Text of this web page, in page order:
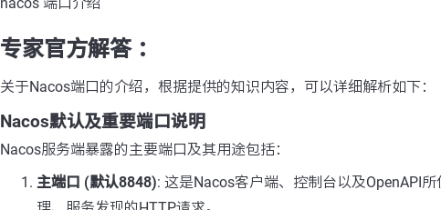
专家官方解答 ：
关于Nacos端口的介绍，根据提供的知识内容，可以详细解析如下：
Nacos默认及重要端口说明
Nacos服务端暴露的主要端口及其用途包括：
主端口 (默认8848): 这是Nacos客户端、控制台以及OpenAPI